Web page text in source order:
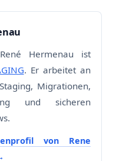
Hermenau ist
. Er arbeitet an
Migrationen,
und sicheren
von Rene